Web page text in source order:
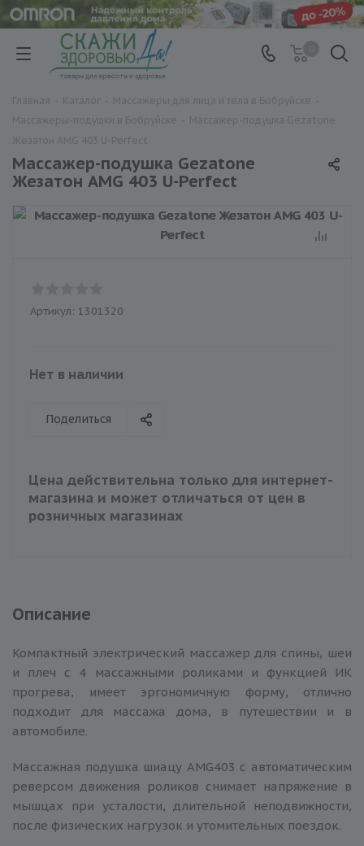
Массажер-подушка Gezatone
Жезатон AMG 403 U-Perfect
Артикул: 1301320
Нет в наличии
Поделиться
Цена действительна только для интернет-
магазина и может отличаться от цен в
розничных магазинах
Описание
Компактный электрический массажер для спины, шеи
и плеч с 4 массажными роликами и функцией ИК
прогрева, имеет эргономичную форму, отлично
подходит для массажа дома, в путешествии и в
автомобиле.
Массажная подушка шиацу AMG403 с автоматическим
реверсом движения роликов снимает напряжение в
мышцах при усталости, длительной неподвижности,
после физических нагрузок и утомительных поездок.